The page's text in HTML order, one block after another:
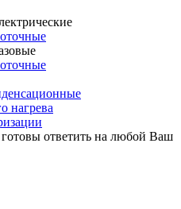
нагрева
ответить на любой Ваш